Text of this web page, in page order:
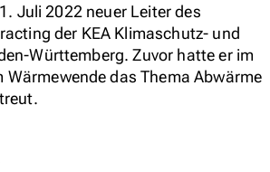
Juli 2022 neuer Leiter des
der KEA Klimaschutz- und
Württemberg. Zuvor hatte er im
Wärmewende das Thema Abwärme